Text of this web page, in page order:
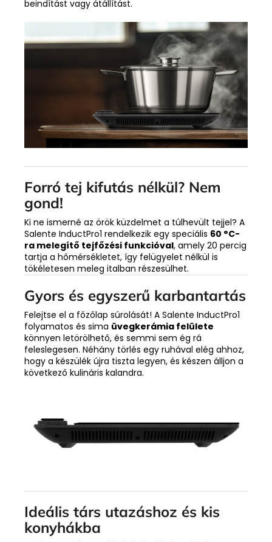
beindítást vagy átállítást.
Forró tej kifutás nélkül? Nem
gond!
Ki ne ismerné az örök küzdelmet a túlhevült tejjel? A
Salente InductPro1 rendelkezik egy speciális 60 °C-
ra melegítő tejfőzési funkcióval, amely 20 percig
tartja a hőmérsékletet, így felügyelet nélkül is
tökéletesen meleg italban részesülhet.
Gyors és egyszerű karbantartás
Felejtse el a főzőlap súrolását! A Salente InductPro1
folyamatos és sima üvegkerámia felülete
könnyen letörölhető, és semmi sem ég rá
feleslegesen. Néhány törlés egy ruhával elég ahhoz,
hogy a készülék újra tiszta legyen, és készen álljon a
következő kulináris kalandra.
Ideális társ utazáshoz és kis
konyhákba